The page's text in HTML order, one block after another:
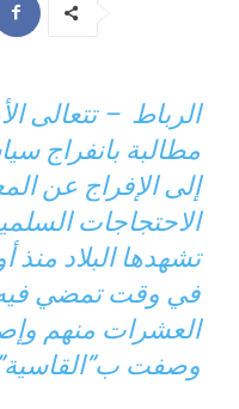
الرباط – تتعالى
مطالبة بانفراج
إلى الإفراج عن
الاحتجاجات
تشهدها البلاد
في وقت تمضي
العشرات منهم
وصفت ب”القاسية”